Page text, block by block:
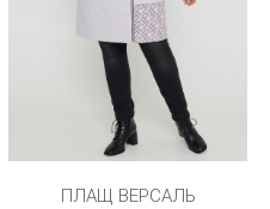
ПЛАЩ ВЕРСАЛЬ